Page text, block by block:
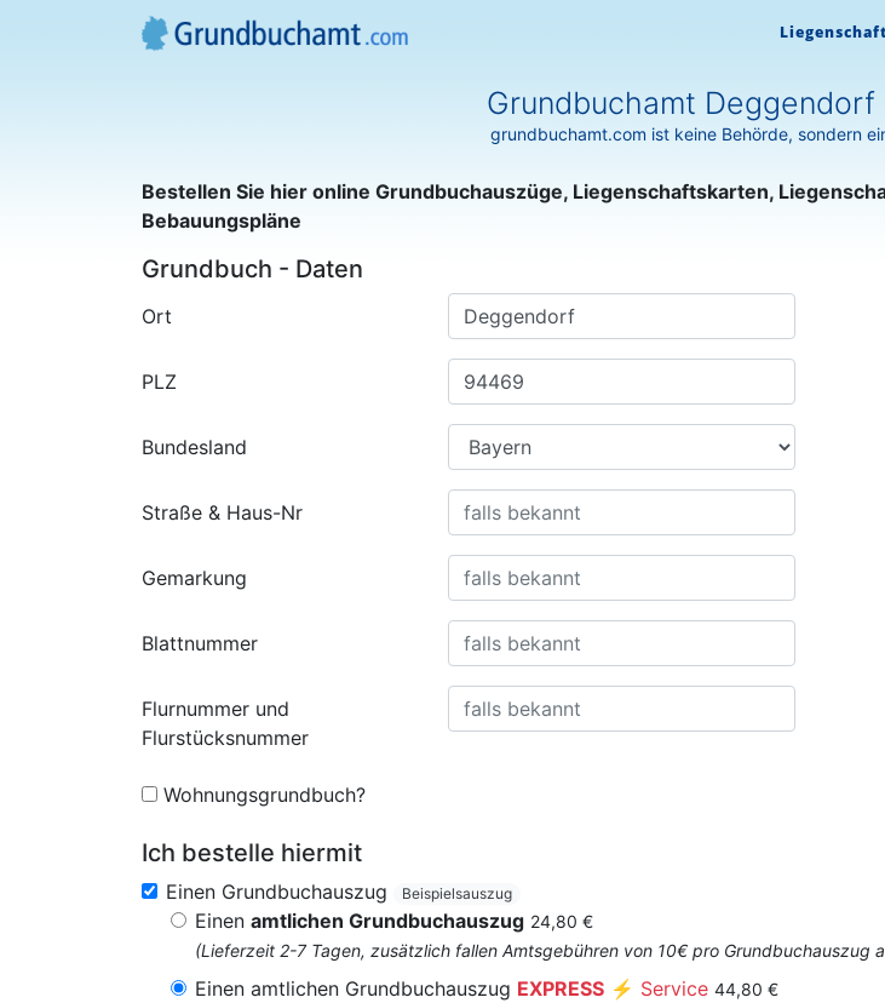
Grundbuchamt Deggendorf
grundbuchamt.com ist keine Behörde, sondern
Bestellen Sie hier online Grundbuchauszüge, Liegenschaftskarten,
Bebauungspläne
Grundbuch - Daten
Ort
PLZ
Bundesland
Straße & Haus-Nr
Gemarkung
Blattnummer
Flurnummer und
Flurstücksnummer
Wohnungsgrundbuch?
Ich bestelle hiermit
Einen Grundbuchauszug Beispielsauszug
Einen amtlichen Grundbuchauszug 24,80 €
(Lieferzeit 2-7 Tagen, zusätzlich fallen Amtsgebühren von 10€ pro Grundbuchauszug
Einen amtlichen Grundbuchauszug EXPRESS ⚡ Service 44,80 €